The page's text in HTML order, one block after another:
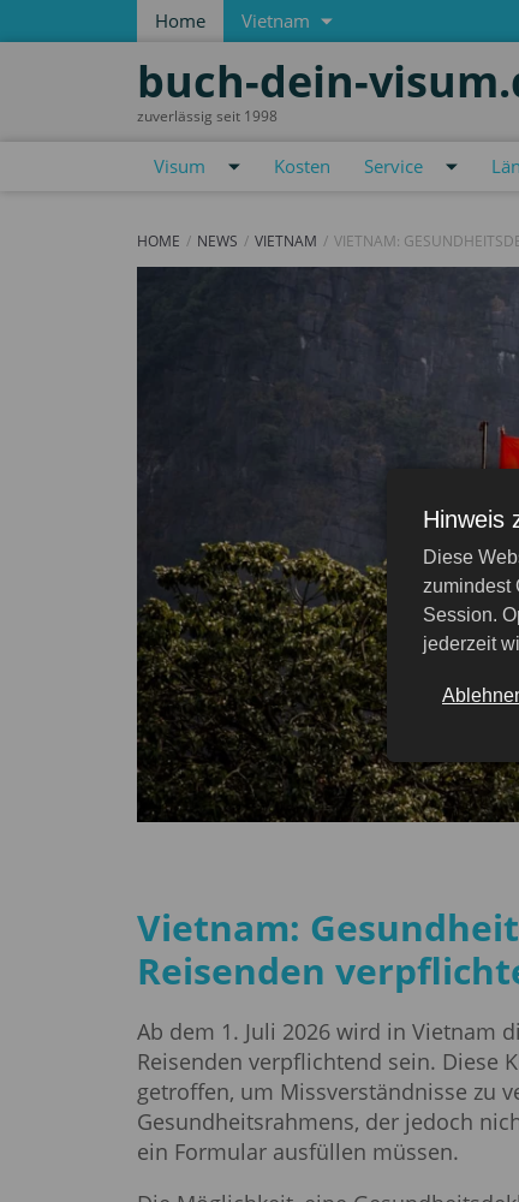
Home Vietnam
buch-dein-
zuverlässig seit 1998
Visum Kosten Service
HOME NEWS VIETNAM VIETNAM:
Vietnam:
Reisenden
Ab dem 1. Juli 2026 wird in Vietnam
Reisenden verpflichtend sein. Diese
getroffen, um Missverständnisse zu
Gesundheitsrahmens, der jedoch
ein Formular ausfüllen müssen.
Hinweis
Diese
zumindest
Session.
jederzeit